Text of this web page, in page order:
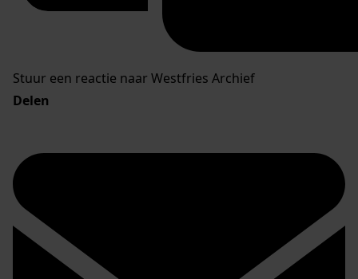
Stuur een reactie naar Westfries Archief
Delen